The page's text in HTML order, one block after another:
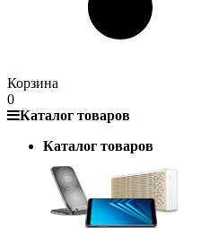
Корзина
0
Каталог товаров
Каталог товаров